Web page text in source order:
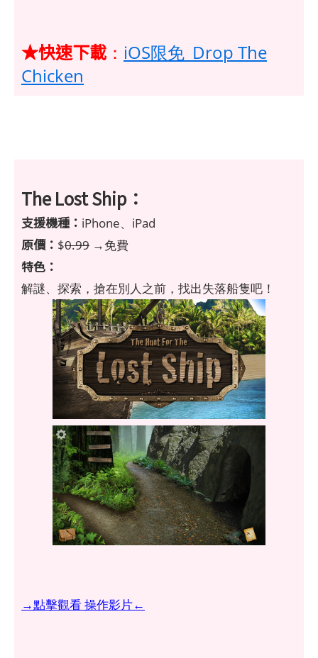
★快速下載 ： iOS限免_Drop The
Chicken
The Lost Ship：
支援機種： iPhone、iPad
原價： $0.99 →免費
特色：
解謎、探索，搶在別人之前，找出失落船隻吧！
→點擊觀看 操作影片←